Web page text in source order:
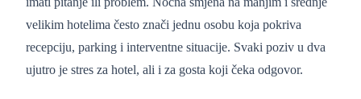
velikim hotelima često znači jednu osobu koja pokriva
recepciju, parking i interventne situacije. Svaki poziv u dva
ujutro je stres za hotel, ali i za gosta koji čeka odgovor.